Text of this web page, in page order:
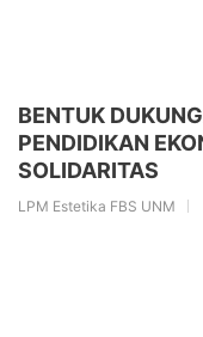
BENTUK
PENDIDIKAN
SOLIDARITAS
LPM Estetika FBS UNM